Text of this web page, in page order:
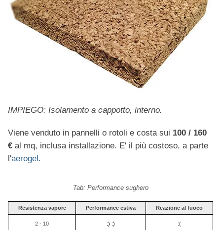
IMPIEGO: Isolamento a cappotto, interno.
Viene venduto in pannelli o rotoli e costa sui 100 / 160
€ al mq, inclusa installazione. E' il più costoso, a parte
l'aerogel.
Tab: Performance sughero
Resistenza vapore Performance estiva Reazione al fuoco
2 - 10 :) :) :(